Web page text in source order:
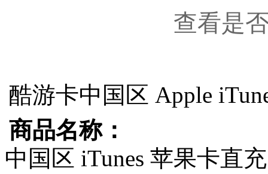
查看是
酷游卡中国区 Apple
商品名称：
中国区 iTunes 苹果卡直